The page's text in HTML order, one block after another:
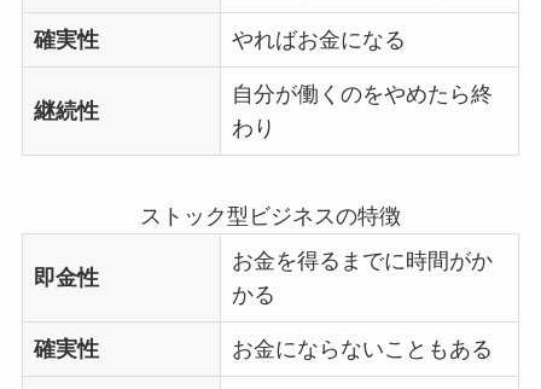
確実性 やればお金になる
継続性
自分が働くのをやめたら終
わり
ストック型ビジネスの特徴
即金性
お金を得るまでに時間がか
かる
確実性 お金にならないこともある